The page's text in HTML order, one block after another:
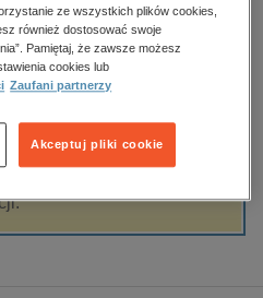
wnętrz
gospodarka
informatyka
Filtrowanie
ze wszystkich plików cookies,
również dostosować swoje
Pamiętaj, że zawsze możesz
cookies lub
Zaufani partnerzy
Akceptuj pliki cookie